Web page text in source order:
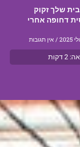
שלך זקוק
דחופה אחרי
אין תגובות
2 דקות